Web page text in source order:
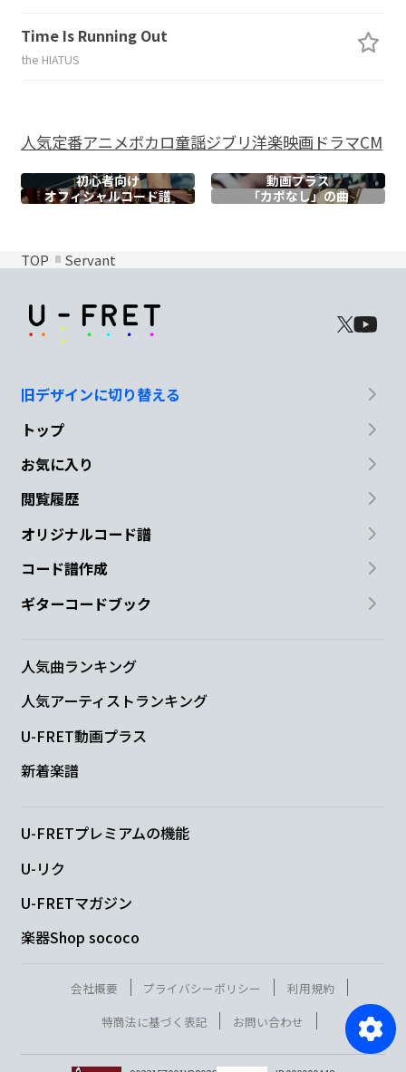
Time Is Running Out
the HIATUS
人気定番アニメボカロ童謡ジブリ洋楽映画ドラマCM
初心者向け
動画プラス
オフィシャルコード譜 「カポなし」の曲
TOP Servant
旧デザインに切り替える
トップ
お気に入り
閲覧履歴
オリジナルコード譜
コード譜作成
ギターコードブック
人気曲ランキング
人気アーティストランキング
U-FRET動画プラス
新着楽譜
U-FRETプレミアムの機能
U-リク
U-FRETマガジン
楽器Shop sococo
会社概要 プライバシーポリシー
利用規約
特商法に基づく表記
お問い合わせ